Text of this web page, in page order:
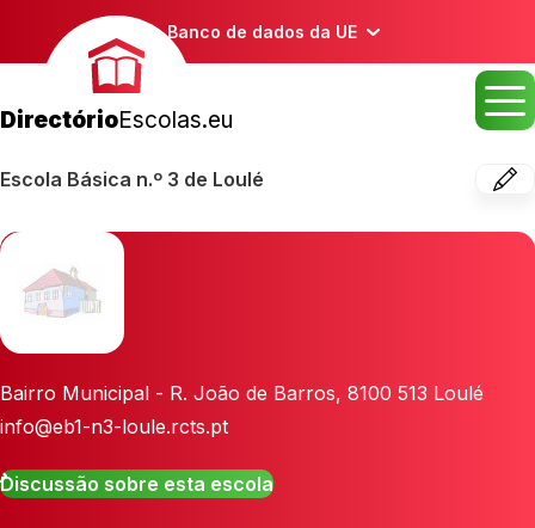
Banco de dados da UE
DirectórioEscolas.eu
Escola Básica n.º 3 de Loulé
Bairro Municipal - R. João de Barros, 8100 513 Loulé
info@eb1-n3-loule.rcts.pt
Discussão sobre esta escola